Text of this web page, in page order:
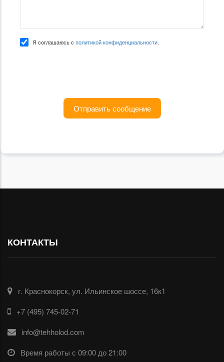
Я соглашаюсь с политикой конфиденциальности.
КОНТАКТЫ
г. Краснокорск, ул. Ильинское шоссе, 16к1
+7 (495) 745-02-71
info@tehholod.com
Время работы с 09:00 до 21:00